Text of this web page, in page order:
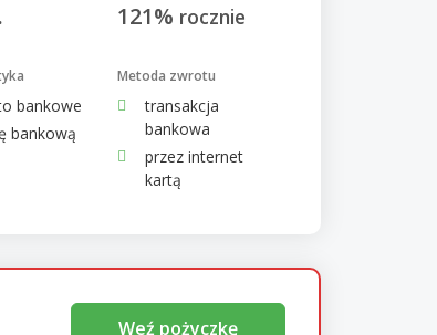
121% rocznie
bankowe
bankową
Metoda zwrotu
transakcja
bankowa
przez internet
kartą
Weź pożyczkę